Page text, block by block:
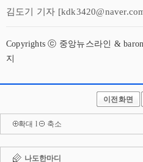
김도기 기자
Copyrights ⓒ 중앙뉴스라인 &
지
이전화면
확대 l 축소